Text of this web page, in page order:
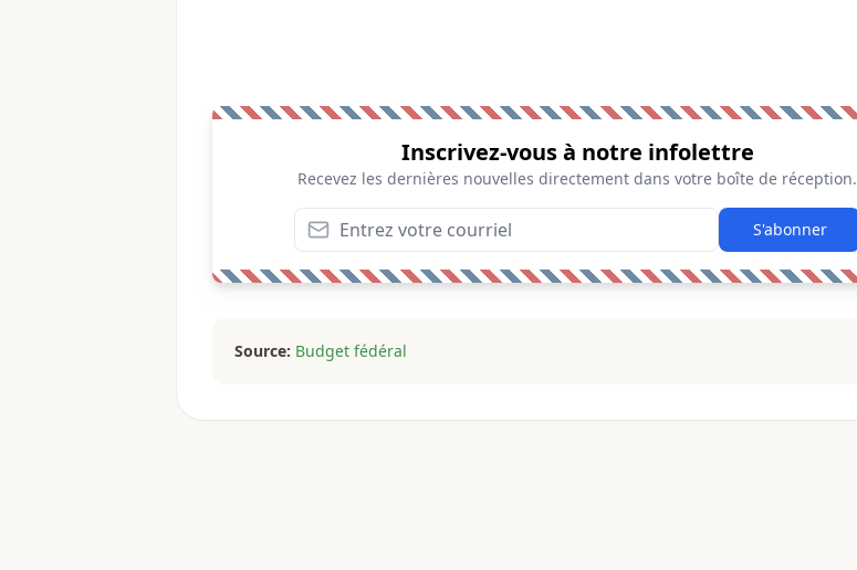
Inscrivez-vous à notre infolettre
Recevez les dernières nouvelles directement dans votre boîte de réception.
S'abonner
Source: Budget fédéral